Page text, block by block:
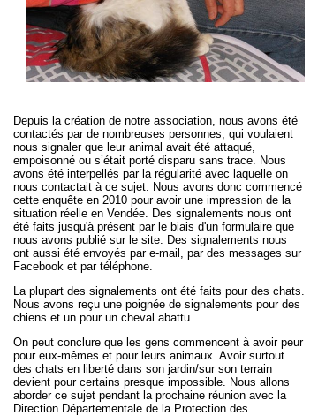
Depuis la création de notre association, nous avons été
contactés par de nombreuses personnes, qui voulaient
nous signaler que leur animal avait été attaqué,
empoisonné ou s’était porté disparu sans trace. Nous
avons été interpellés par la régularité avec laquelle on
nous contactait à ce sujet. Nous avons donc commencé
cette enquête en 2010 pour avoir une impression de la
situation réelle en Vendée
Des signalements nous ont
été faits jusqu'à présent par le biais d'un formulaire que
nous avons publié sur le site. Des signalements nous
ont aussi été envoyés par e-mail, par des messages sur
Facebook et par téléphone.
La plupart des signalements ont été faits pour des chats.
Nous avons reçu une poignée de signalements pour des
chiens et un pour un cheval abattu.
On peut conclure que les gens commencent à avoir peur
pour eux-mêmes et pour leurs animaux. Avoir surtout
des chats en liberté dans son jardin/sur son terrain
devient pour certains presque impossible. Nous allons
aborder ce sujet pendant la prochaine réunion avec la
Direction Départementale de la Protection des